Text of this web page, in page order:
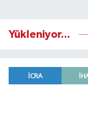
Yükleniyor...